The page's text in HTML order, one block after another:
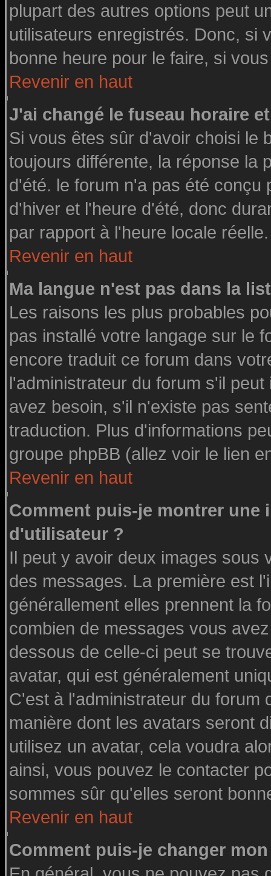
plupart des autres options peut
utilisateurs enregistrés. Donc, si
bonne heure pour le faire, si
Revenir en haut
J'ai changé le fuseau horaire
Si vous êtes sûr d'avoir choisi le
toujours différente, la réponse la
d'été. le forum n'a pas été conçu
d'hiver et l'heure d'été, donc
par rapport à l'heure locale réelle.
Revenir en haut
Ma langue n'est pas dans la
Les raisons les plus probables
pas installé votre langage sur le
encore traduit ce forum dans
l'administrateur du forum s'il
avez besoin, s'il n'existe pas
traduction. Plus d'informations
groupe phpBB (allez voir le lien
Revenir en haut
Comment puis-je montrer une
d'utilisateur ?
Il peut y avoir deux images sous
des messages. La première est
générallement elles prennent la
combien de messages vous
dessous de celle-ci peut se
avatar, qui est généralement
C'est à l'administrateur du forum
manière dont les avatars seront
utilisez un avatar, cela voudra
ainsi, vous pouvez le contacter
sommes sûr qu'elles seront
Revenir en haut
Comment puis-je changer